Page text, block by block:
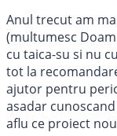
Anul trecut am
(multumesc
cu taica-su si nu
tot la
ajutor pentru
asadar
aflu ce proiect